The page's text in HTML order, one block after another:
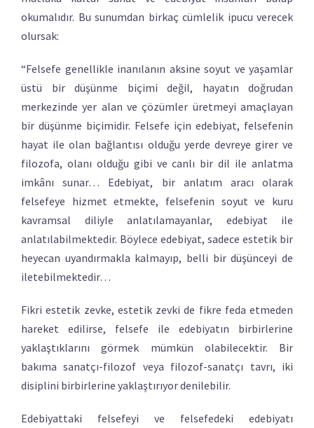
okumalıdır. Bu sunumdan birkaç cümlelik ipucu verecek
olursak:
“Felsefe genellikle inanılanın aksine soyut ve yaşamlar
üstü bir düşünme biçimi değil, hayatın doğrudan
merkezinde yer alan ve çözümler üretmeyi amaçlayan
bir düşünme biçimidir. Felsefe için edebiyat, felsefenin
hayat ile olan bağlantısı olduğu yerde devreye girer ve
filozofa, olanı olduğu gibi ve canlı bir dil ile anlatma
imkânı sunar… Edebiyat, bir anlatım aracı olarak
felsefeye hizmet etmekte, felsefenin soyut ve kuru
kavramsal diliyle anlatılamayanlar, edebiyat ile
anlatılabilmektedir. Böylece edebiyat, sadece estetik bir
heyecan uyandırmakla kalmayıp, belli bir düşünceyi de
iletebilmektedir…
Fikri estetik zevke, estetik zevki de fikre feda etmeden
hareket edilirse, felsefe ile edebiyatın birbirlerine
yaklaştıklarını görmek mümkün olabilecektir. Bir
bakıma sanatçı-filozof veya filozof-sanatçı tavrı, iki
disiplini birbirlerine yaklaştırıyor denilebilir.
Edebiyattaki felsefeyi ve felsefedeki edebiyatı